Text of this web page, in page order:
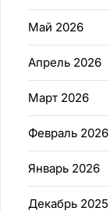
Май 2026
Апрель 2026
Март 2026
Февраль 2026
Январь 2026
Декабрь 2025